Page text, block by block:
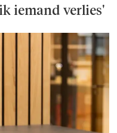
iemand verlies'